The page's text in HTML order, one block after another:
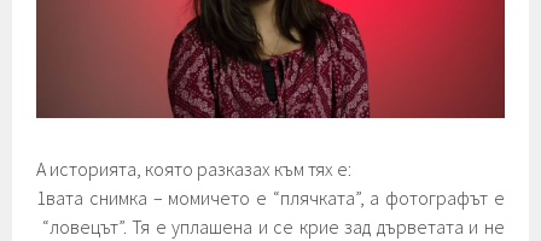
А историята, която разказах към тях е:
1вата снимка – момичето е “плячката”, а фотографът е
“ловецът”. Тя е уплашена и се крие зад дърветата и не